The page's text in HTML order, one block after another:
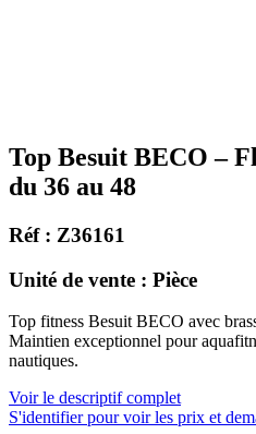
Top Besuit BECO –
du 36 au 48
Réf : Z36161
Unité de vente : Pièce
Top fitness Besuit BECO avec
Maintien exceptionnel pour
nautiques.
Voir le descriptif complet
S'identifier pour voir les prix et